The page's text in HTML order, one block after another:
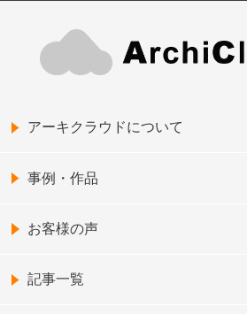
アーキクラウドについて
事例・作品
お客様の声
記事一覧